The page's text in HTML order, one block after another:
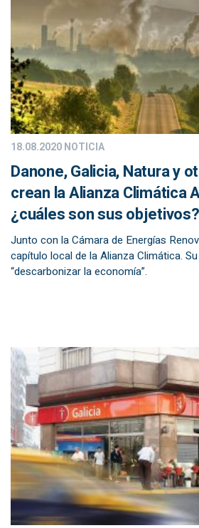
18.08.2020NOTICIA
Danone, Galicia, Natura y
crean la Alianza Climática
¿cuáles son sus objetivos?
Junto con la Cámara de Energías
capítulo local de la Alianza Climática.
“descarbonizar la economía”.